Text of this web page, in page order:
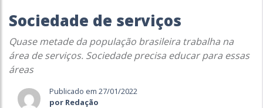
Sociedade de serviços
Quase metade da população brasileira trabalha na
área de serviços. Sociedade precisa educar para essas
áreas
Publicado em 27/01/2022
por Redação